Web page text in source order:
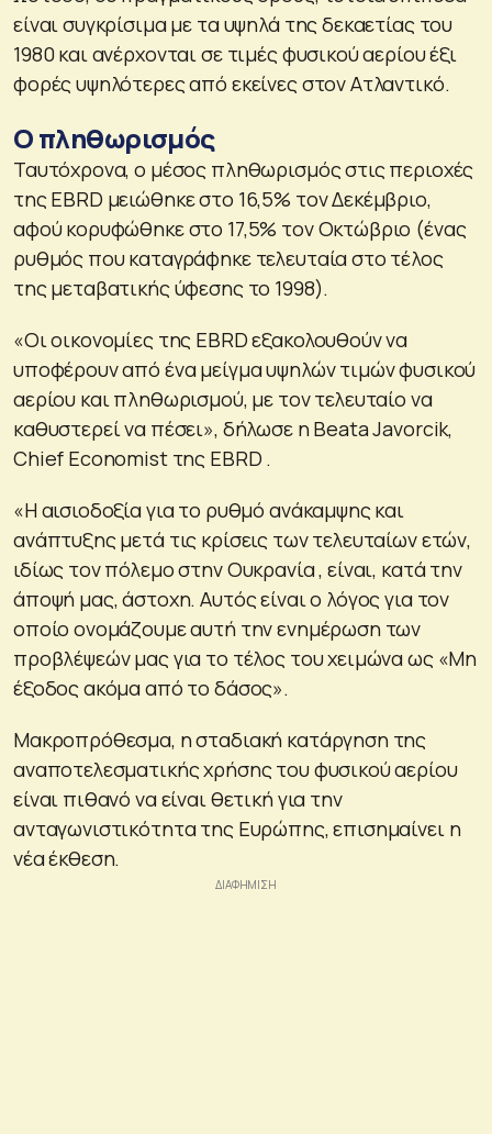
είναι συγκρίσιμα με τα υψηλά της δεκαετίας του
1980 και ανέρχονται σε τιμές φυσικού αερίου έξι
φορές υψηλότερες από εκείνες στον Ατλαντικό.
Ο πληθωρισμός
Ταυτόχρονα, ο μέσος πληθωρισμός στις περιοχές
της EBRD μειώθηκε στο 16,5% τον Δεκέμβριο,
αφού κορυφώθηκε στο 17,5% τον Οκτώβριο (ένας
ρυθμός που καταγράφηκε τελευταία στο τέλος
της μεταβατικής ύφεσης το 1998).
«Οι οικονομίες της EBRD εξακολουθούν να
υποφέρουν από ένα μείγμα υψηλών τιμών φυσικού
αερίου και πληθωρισμού, με τον τελευταίο να
καθυστερεί να πέσει», δήλωσε η Beata Javorcik,
Chief Economist της EBRD .
«Η αισιοδοξία για το ρυθμό ανάκαμψης και
ανάπτυξης μετά τις κρίσεις των τελευταίων ετών,
ιδίως τον πόλεμο στην Ουκρανία , είναι, κατά την
άποψή μας, άστοχη. Αυτός είναι ο λόγος για τον
οποίο ονομάζουμε αυτή την ενημέρωση των
προβλέψεών μας για το τέλος του χειμώνα ως «Μη
έξοδος ακόμα από το δάσος».
Μακροπρόθεσμα, η σταδιακή κατάργηση της
αναποτελεσματικής χρήσης του φυσικού αερίου
είναι πιθανό να είναι θετική για την
ανταγωνιστικότητα της Ευρώπης, επισημαίνει η
νέα έκθεση.